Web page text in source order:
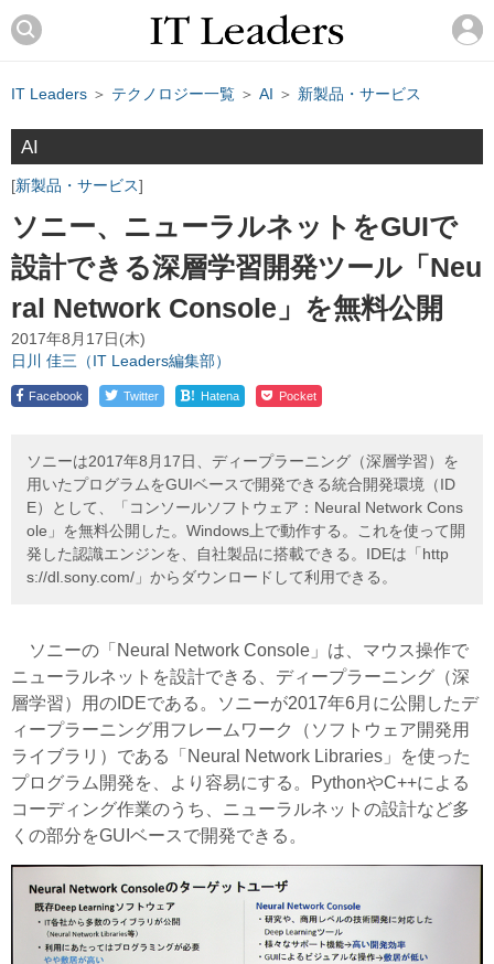
IT Leaders ＞ テクノロジー一覧 ＞ AI ＞ 新製品・サービス
AI
新製品・サービス
ソニー、ニューラルネットをGUIで
設計できる深層学習開発ツール「Neu
ral Network Console」を無料公開
2017年8月17日(木)
日川 佳三（IT Leaders編集部）
Facebook Twitter ! Hatena Pocket
ソニーは2017年8月17日、ディープラーニング（深層学習）を
用いたプログラムをGUIベースで開発できる統合開発環境（ID
E）として、「コンソールソフトウェア：Neural Network Cons
ole」を無料公開した。Windows上で動作する。これを使って開
発した認識エンジンを、自社製品に搭載できる。IDEは「http
s://dl.sony.com/」からダウンロードして利用できる。
ソニーの「Neural Network Console」は、マウス操作で
ニューラルネットを設計できる、ディープラーニング（深
層学習）用のIDEである。ソニーが2017年6月に公開したデ
ィープラーニング用フレームワーク（ソフトウェア開発用
ライブラリ）である「Neural Network Libraries」を使った
プログラム開発を、より容易にする。PythonやC++による
コーディング作業のうち、ニューラルネットの設計など多
くの部分をGUIベースで開発できる。